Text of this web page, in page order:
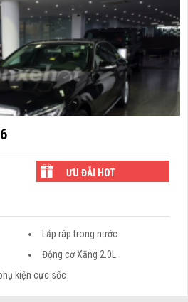
ƯU ĐÃI HOT
Lắp ráp trong nước
Động cơ Xăng 2.0L
kiện cực sốc